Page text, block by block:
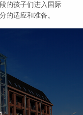
的孩子们进入国际
的适应和准备。